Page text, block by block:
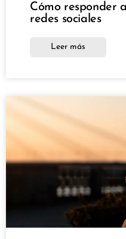
Cómo responder
redes sociales
Leer más